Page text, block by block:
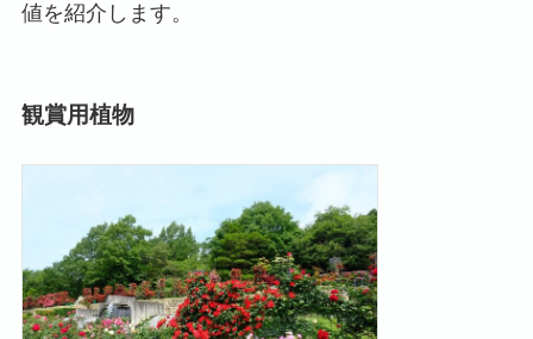
値を紹介します。
観賞用植物